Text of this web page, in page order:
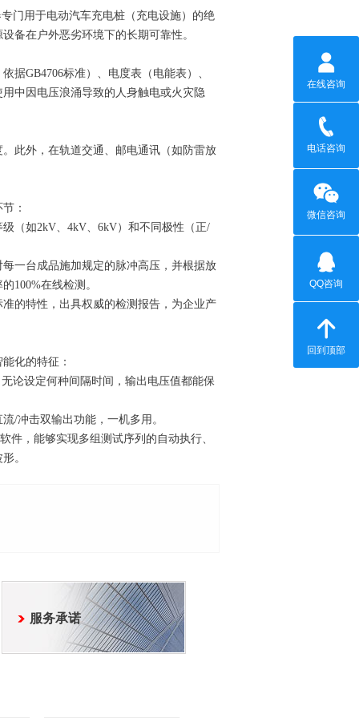
门用于电动汽车充电桩（充电设施）的绝
备在户外恶劣环境下的长期可靠性。
据GB4706标准）、电度表（电能表）、
中因电压浪涌导致的人身触电或火灾隐
此外，在轨道交通、邮电通讯（如防雷放
：
（如2kV、4kV、6kV）和不同极性（正/
一台成品施加规定的脉冲高压，并根据放
100%在线检测。
的特性，出具权威的检测报告，为企业产
化的特征：
论设定何种间隔时间，输出电压值都能保
/冲击双输出功能，一机多用。
件，能够实现多组测试序列的自动执行、
。
服务承诺
在线咨询
电话咨询
微信咨询
QQ咨询
回到顶部